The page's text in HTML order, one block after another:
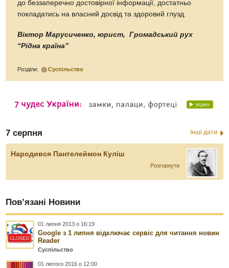
до беззаперечно достовірної інформації, достатньо
покладатись на власний досвід та здоровий глузд.
Віктор Марусиченко, юрист, Громадський рух
“Рідна країна”
Розділи: Суспільство
7 серпня Інші дати
Народився Пантелеймон Куліш
Розгорнути
Пов’язані Новини
01 липня 2013 о 16:19
Google з 1 липня відключає сервіс для читання новин
Reader
Суспільство
01 лютого 2016 о 12:00